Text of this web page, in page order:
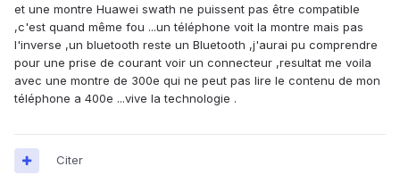
et une montre Huawei swath ne puissent pas être compatible
,c'est quand même fou ...un téléphone voit la montre mais pas
l'inverse ,un bluetooth reste un Bluetooth ,j'aurai pu comprendre
pour une prise de courant voir un connecteur ,resultat me voila
avec une montre de 300e qui ne peut pas lire le contenu de mon
téléphone a 400e ...vive la technologie .
Citer